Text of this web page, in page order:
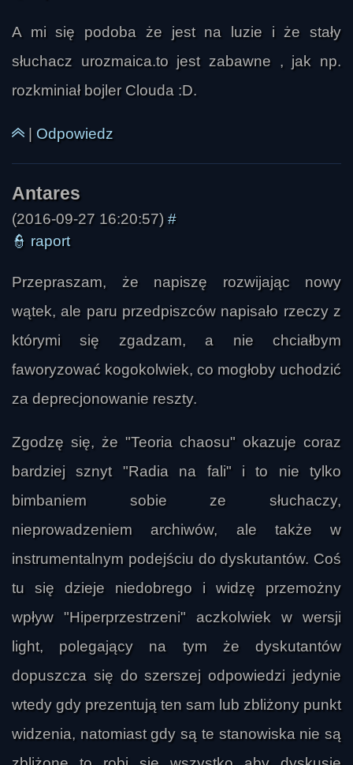
A mi się podoba że jest na luzie i że stały
słuchacz urozmaica.to jest zabawne , jak np.
rozkminiał bojler Clouda :D.
Odpowiedz
(2016-09-27 16:20:57) #
👮 raport
Przepraszam, że napiszę rozwijając nowy
wątek, ale paru przedpiszców napisało rzeczy z
którymi się zgadzam, a nie chciałbym
faworyzować kogokolwiek, co mogłoby uchodzić
za deprecjonowanie reszty.
Zgodzę się, że "Teoria chaosu" okazuje coraz
bardziej sznyt "Radia na fali" i to nie tylko
bimbaniem sobie ze słuchaczy,
nieprowadzeniem archiwów, ale także w
instrumentalnym podejściu do dyskutantów. Coś
tu się dzieje niedobrego i widzę przemożny
wpływ "Hiperprzestrzeni" aczkolwiek w wersji
light, polegający na tym że dyskutantów
dopuszcza się do szerszej odpowiedzi jedynie
wtedy gdy prezentują ten sam lub zbliżony punkt
widzenia, natomiast gdy są te stanowiska nie są
Hanys Robson
tic